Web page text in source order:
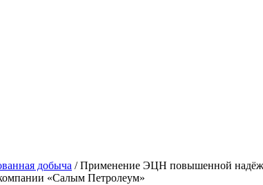
добыча /Применение ЭЦН повышенной
«Салым Петролеум»